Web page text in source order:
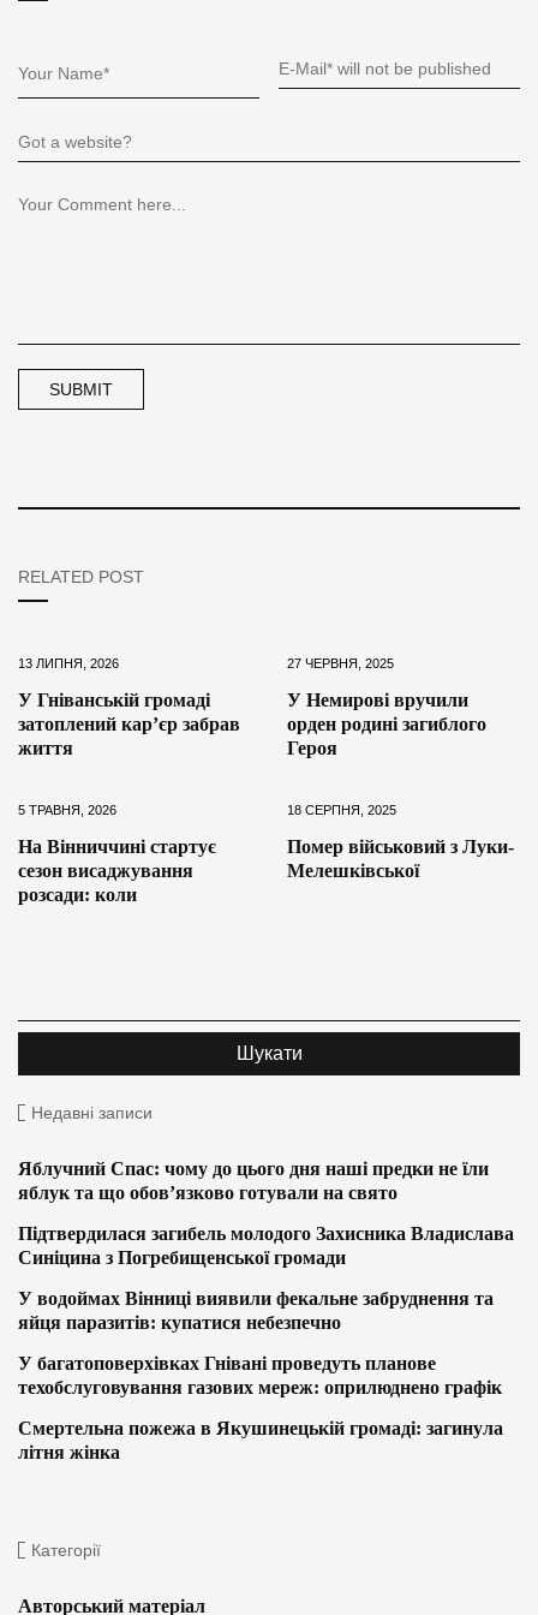
RELATED POST
13 ЛИПНЯ, 2026
У Гніванській громаді
затоплений кар’єр забрав
життя
27 ЧЕРВНЯ, 2025
У Немирові вручили
орден родині загиблого
Героя
5 ТРАВНЯ, 2026
На Вінниччині стартує
сезон висаджування
розсади: коли
18 СЕРПНЯ, 2025
Помер військовий з Луки-
Мелешківської
Недавні записи
Яблучний Спас: чому до цього дня наші предки не їли
яблук та що обов’язково готували на свято
Підтвердилася загибель молодого Захисника Владислава
Синіцина з Погребищенської громади
У водоймах Вінниці виявили фекальне забруднення та
яйця паразитів: купатися небезпечно
У багатоповерхівках Гнівані проведуть планове
техобслуговування газових мереж: оприлюднено графік
Смертельна пожежа в Якушинецькій громаді: загинула
літня жінка
Категорії
Авторський матеріал